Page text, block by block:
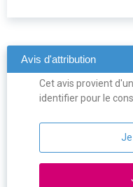
Avis d'attribution
Cet avis provient
identifier pour le